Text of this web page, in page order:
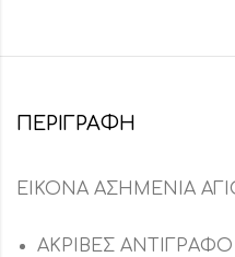
ΠΕΡΙΓΡΑΦΉ
ΕΙΚΟΝΑ ΑΣΗΜΕΝΙΑ
ΑΚΡΙΒΕΣ